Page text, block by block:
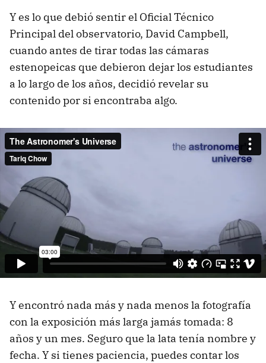
Y es lo que debió sentir el Oficial Técnico
Principal del observatorio, David Campbell,
cuando antes de tirar todas las cámaras
estenopeicas que debieron dejar los estudiantes
a lo largo de los años, decidió revelar su
contenido por si encontraba algo.
Y encontró nada más y nada menos la fotografía
con la exposición más larga jamás tomada: 8
años y un mes. Seguro que la lata tenía nombre y
fecha. Y si tienes paciencia, puedes contar los